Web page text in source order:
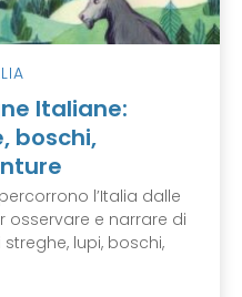
Italiane:
boschi,
l’Italia dalle
osservare e narrare di
lupi, boschi,